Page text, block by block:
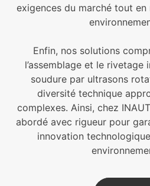
exigences du marché tout
Enfin, nos solutions
l’assemblage et le rivetage
soudure par ultrasons
diversité technique
complexes. Ainsi, chez
abordé avec rigueur pour
innovation